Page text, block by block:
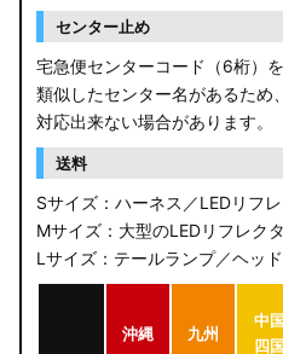
センター止め
宅急便センターコード（6桁）
類似したセンター名があるため
対応出来ない場合があります。
送料
Sサイズ：ハーネス／LEDリフ
Mサイズ：大型のLEDリフレク
Lサイズ：テールランプ／ヘッ
沖縄 九州
中国
四国